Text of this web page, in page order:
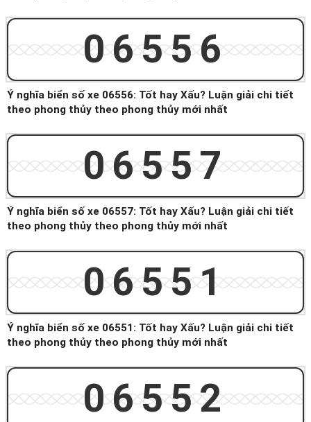
06556
Ý nghĩa biển số xe 06556: Tốt hay Xấu? Luận giải chi tiết
theo phong thủy theo phong thủy mới nhất
06557
Ý nghĩa biển số xe 06557: Tốt hay Xấu? Luận giải chi tiết
theo phong thủy theo phong thủy mới nhất
06551
Ý nghĩa biển số xe 06551: Tốt hay Xấu? Luận giải chi tiết
theo phong thủy theo phong thủy mới nhất
06552